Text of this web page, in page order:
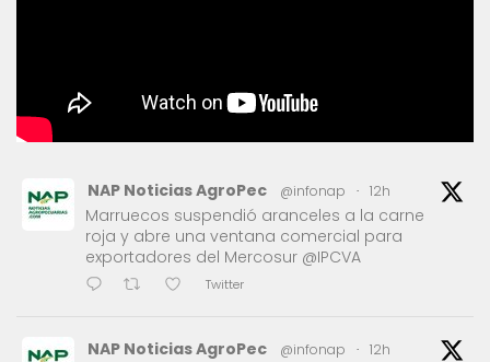
NAP Noticias AgroPec @infonap · 12h
Marruecos suspendió aranceles a la carne
roja y abre una ventana comercial para
exportadores del Mercosur @IPCVA
Twitter
NAP Noticias AgroPec @infonap · 12h